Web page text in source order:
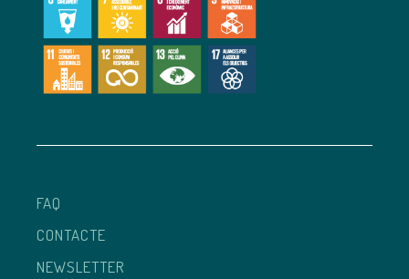
FAQ
CONTACTE
NEWSLETTER